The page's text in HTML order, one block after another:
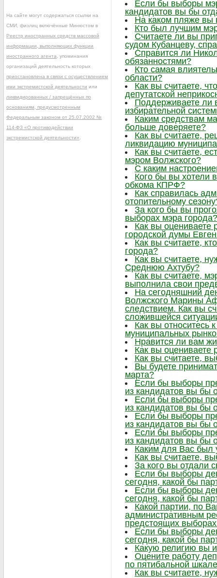
Если бы выборы
кандидатов вы бы
На каком пляже вы
Кто был лучшим
Считаете ли вы
судом Кубанцеву,
Справится ли
обязанностями?
Кто самая
области?
Как вы считаете,
депутатской
Поддерживаете ли
избирательной
Каким средствам
больше доверяете?
Как вы считаете,
ликвидацию
Как вы считаете,
мэром Волжского?
С каким
Кого бы вы хотели
обкома КПРФ?
Как справилась
отопительному
За кого бы вы
выборах мэра города?
Как вы оцениваете
городской думы
Как вы считаете,
города?
Как вы считаете,
Среднюю Ахтубу?
Как вы считаете,
выполнила свои
На сегодняшний
Волжского Марины
следствием. Как вы
сложившейся
Как вы относитесь
муниципальных
Нравится ли вам
Как вы оцениваете
Как вы считаете,
Вы будете
марта?
Если бы выборы
из кандидатов вы бы
Если бы выборы
из кандидатов вы бы
Если бы выборы
из кандидатов вы бы
Если бы выборы
из кандидатов вы бы
Каким для Вас был
Как вы считаете,
За кого вы отдали
Если бы выборы
сегодня, какой бы
Если бы выборы
сегодня, какой бы
Какой партии, по
административным
предстоящих
Если бы выборы
сегодня, какой бы
Какую религию вы
Оцените работу
по пятибальной шкале
Как вы считаете,
На сайте могут содержаться ссылки на
СМИ, физлиц включённые Минюстом в
Реестр иностранных средств массовой
информации, выполняющих функции
иностранного агента , упоминания
организаций деятельность которых
приостановлена в связи с осуществлением
ими экстремистской деятельности или
ликвидированных / запрещённых по
основаниям, предусмотренным
Федеральным законом от 25.07.2002 №
114-ФЗ «О противодействии
экстремистской деятельности»